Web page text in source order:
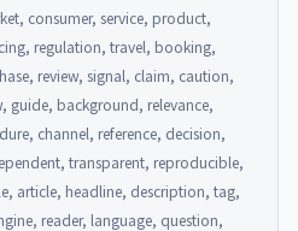
consumer, service, product,
regulation, travel, booking,
review, signal, claim, caution,
guide, background, relevance,
channel, reference, decision,
transparent, reproducible,
article, headline, description, tag,
reader, language, question,